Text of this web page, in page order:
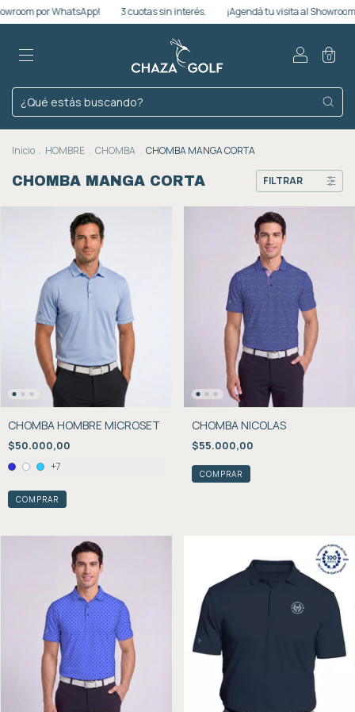
WhatsApp! 3 cuotas sin interés. ¡Agendá tu visita al Showroom por
0
Inicio . HOMBRE . CHOMBA . CHOMBA MANGA CORTA
CHOMBA MANGA CORTA FILTRAR
CHOMBA HOMBRE MICROSET
$50.000,00
+7
COMPRAR
CHOMBA NICOLAS
$55.000,00
COMPRAR